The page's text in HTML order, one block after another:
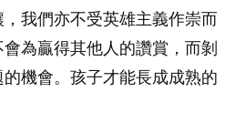
我們亦不受英雄主義作崇而
為贏得其他人的讚賞，而剝
機會。孩子才能長成成熟的